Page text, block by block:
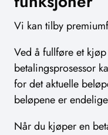
Vi kan tilby
Ved å fullføre et
betalingsprosessor
for det aktuelle
beløpene er
Når du kjøper en